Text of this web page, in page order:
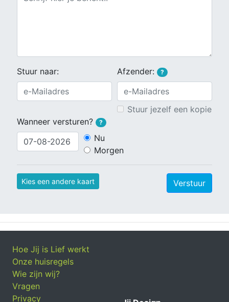
Stuur naar: Afzender: ?
Stuur jezelf een kopie
Wanneer versturen?
?
Nu
Morgen
Kies een andere kaart Verstuur
Hoe Jij is Lief werkt
Onze huisregels
Wie zijn wij?
Vragen
Privacy